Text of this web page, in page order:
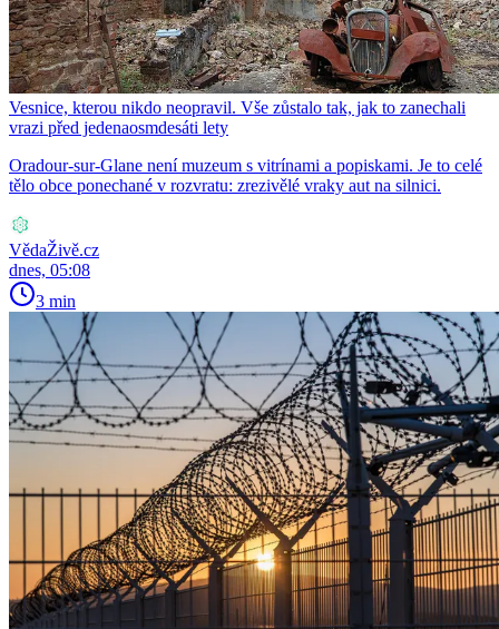
Vesnice, kterou nikdo neopravil. Vše zůstalo tak, jak to zanechali
vrazi před jedenaosmdesáti lety
Oradour-sur-Glane není muzeum s vitrínami a popiskami. Je to celé
tělo obce ponechané v rozvratu: zrezivělé vraky aut na silnici.
VědaŽivě.cz
dnes, 05:08
3 min